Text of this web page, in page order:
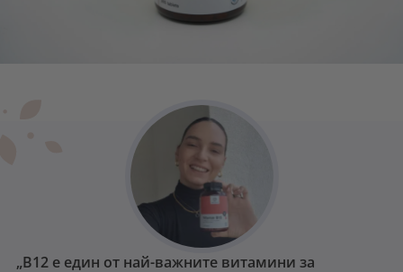
„В12 е един от най-важните витамини за